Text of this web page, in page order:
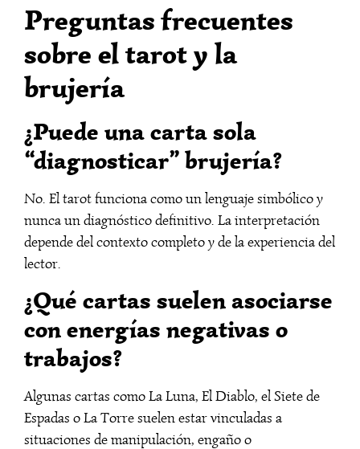
Preguntas frecuentes
sobre el tarot y la
brujería
¿Puede una carta sola
“diagnosticar” brujería?
No. El tarot funciona como un lenguaje simbólico y
nunca un diagnóstico definitivo. La interpretación
depende del contexto completo y de la experiencia del
lector.
¿Qué cartas suelen asociarse
con energías negativas o
trabajos?
Algunas cartas como La Luna, El Diablo, el Siete de
Espadas o La Torre suelen estar vinculadas a
situaciones de manipulación, engaño o